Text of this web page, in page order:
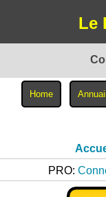
Le
PRO: